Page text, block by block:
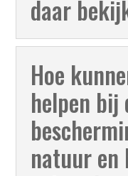
daar
Hoe
helpen bij
natuur